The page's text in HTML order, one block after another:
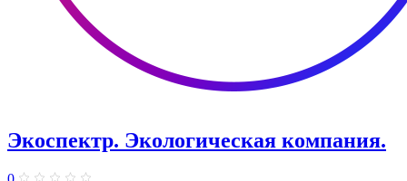
Экоспектр. Экологическая компания.